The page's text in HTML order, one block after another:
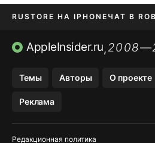
RUSTORE НА IPHONE ЧАТ В
AVITO НА IPHONEВТБ ОНЛАЙН
AppleInsider.ru,
Темы Авторы О проекте
Реклама
Редакционная политика